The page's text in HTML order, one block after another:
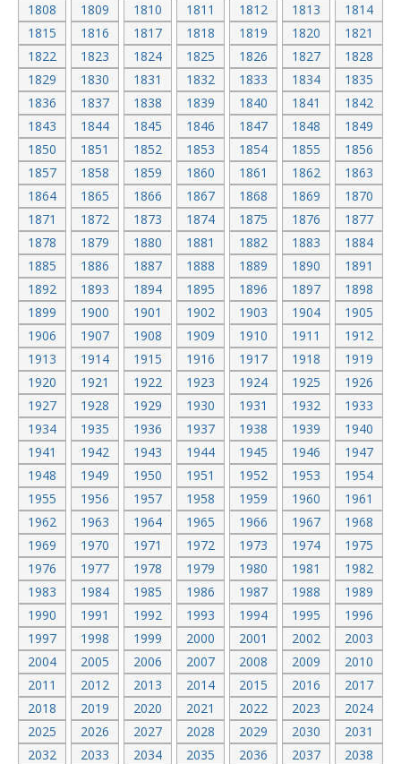
1808
1809 1810 1811 1812 1813
1814
1815
1816 1817 1818 1819 1820
1821
1822
1823 1824 1825 1826 1827
1828
1829
1830 1831 1832 1833 1834
1835
1836
1837 1838 1839 1840 1841
1842
1843
1844 1845 1846 1847 1848
1849
1850
1851 1852 1853 1854 1855
1856
1857
1858 1859 1860 1861 1862
1863
1864
1865 1866 1867 1868 1869
1870
1871
1872 1873 1874 1875 1876
1877
1878
1879 1880 1881 1882 1883
1884
1885
1886 1887 1888 1889 1890
1891
1892
1893 1894 1895 1896 1897
1898
1899
1900 1901 1902 1903 1904
1905
1906
1907 1908 1909 1910 1911
1912
1913
1914 1915 1916 1917 1918
1919
1920
1921 1922 1923 1924 1925
1926
1927
1928 1929 1930 1931 1932
1933
1934
1935 1936 1937 1938 1939
1940
1941
1942 1943 1944 1945 1946
1947
1948
1949 1950 1951 1952 1953
1954
1955
1956 1957 1958 1959 1960
1961
1962
1963 1964 1965 1966 1967
1968
1969
1970 1971 1972 1973 1974
1975
1976
1977 1978 1979 1980 1981
1982
1983
1984 1985 1986 1987 1988
1989
1990
1991 1992 1993 1994 1995
1996
1997
1998 1999 2000 2001 2002
2003
2004
2005 2006 2007 2008 2009
2010
2011
2012 2013 2014 2015 2016
2017
2018
2019 2020 2021 2022 2023
2024
2025
2026 2027 2028 2029 2030
2031
2032
2033 2034 2035 2036 2037
2038